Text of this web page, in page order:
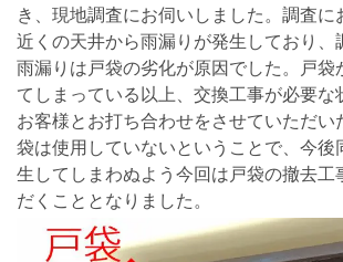
き、現地調査にお伺いしました。調査に
近くの天井から雨漏りが発生しており、
雨漏りは戸袋の劣化が原因でした。戸袋
てしまっている以上、交換工事が必要な
お客様とお打ち合わせをさせていただい
袋は使用していないということで、今後
生してしまわぬよう今回は戸袋の撤去工
だくこととなりました。